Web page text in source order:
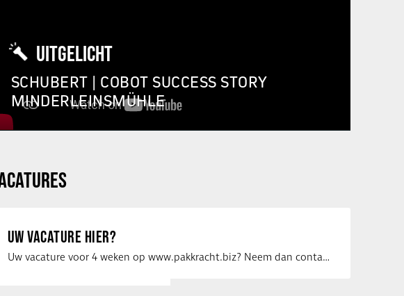
UITGELICHT
SCHUBERT | COBOT SUCCESS STORY
MINDERLEINSMÜHLE
UW VACATURE HIER?
Uw vacature voor 4 weken op www.pakkracht.biz? Neem dan contact op met Yannick van …